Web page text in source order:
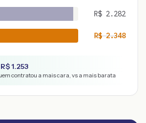
R$ 2.282
R$2.348
1.253
contratou a mais cara, vs a mais barata